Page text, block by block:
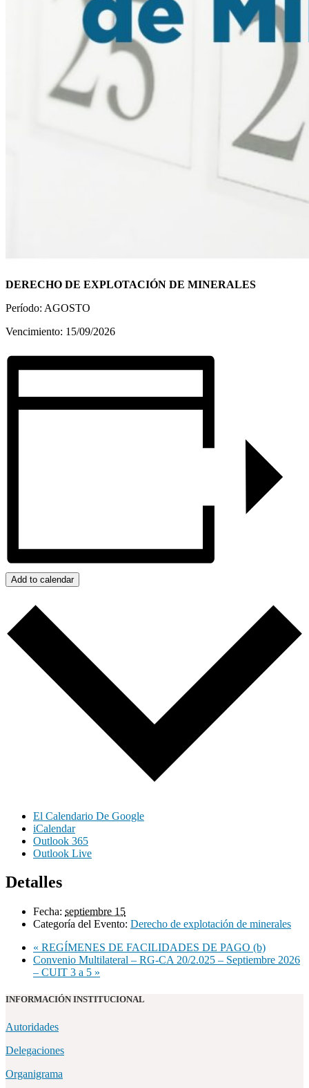
DERECHO DE EXPLOTACIÓN DE MINERALES
Período: AGOSTO
Vencimiento: 15/09/2026
Add to calendar
El Calendario De Google
iCalendar
Outlook 365
Outlook Live
Detalles
Fecha: septiembre 15
Categoría del Evento: Derecho de explotación de minerales
« REGÍMENES DE FACILIDADES DE PAGO (b)
Convenio Multilateral – RG-CA 20/2.025 – Septiembre 2026
– CUIT 3 a 5 »
INFORMACIÓN INSTITUCIONAL
Autoridades
Delegaciones
Organigrama